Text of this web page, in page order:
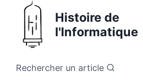
contenu
Histoire de
l'Informatique
Rechercher un article